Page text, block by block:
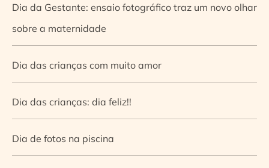
Dia da Gestante: ensaio fotográfico traz um novo olhar
sobre a maternidade
Dia das crianças com muito amor
Dia das crianças: dia feliz!!
Dia de fotos na piscina